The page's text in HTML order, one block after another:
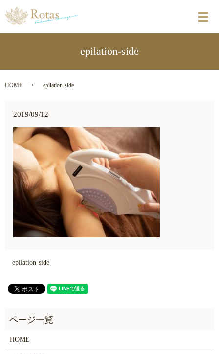
メ
epilation-side
HOME epilation-side
2019/09/12
epilation-side
HOME